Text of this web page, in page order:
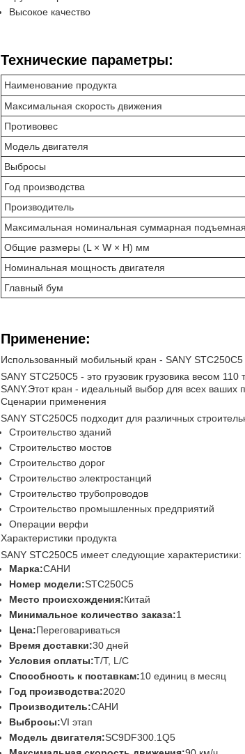
Высокое качество
Технические параметры:
Наименование продукта
Максимальная скорость движения
Противовес
Модель двигателя
Выбросы
Год производства
Производитель
Максимальная номинальная суммарная
Общие размеры (L × W × H) мм
Номинальная мощность двигателя
Главный бум
Применение:
Использованный мобильный кран - SANY STC250C5
SANY STC250C5 - это грузовик грузовика весом
SANY.Этот кран - идеальный выбор для всех ваших
Сценарии применения
SANY STC250C5 подходит для различных
Строительство зданий
Строительство мостов
Строительство дорог
Строительство электростанций
Строительство трубопроводов
Строительство промышленных предприятий
Операции верфи
Характеристики продукта
SANY STC250C5 имеет следующие характеристики:
Марка:САНИ
Номер модели:STC250C5
Место происхождения:Китай
Минимальное количество заказа:1
Цена:Переговариваться
Время доставки:30 дней
Условия оплаты:T/T, L/C
Способность к поставкам:10 единиц в месяц
Год производства:2020
Производитель:САНИ
Выбросы:VI этап
Модель двигателя:SC9DF300.1Q5